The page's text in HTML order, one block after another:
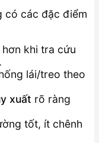
có các đặc điểm
hơn khi tra cứu
lái/treo theo
xuất rõ ràng
tốt, ít chênh